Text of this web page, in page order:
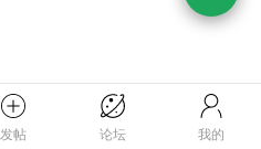
发帖 论坛 我的